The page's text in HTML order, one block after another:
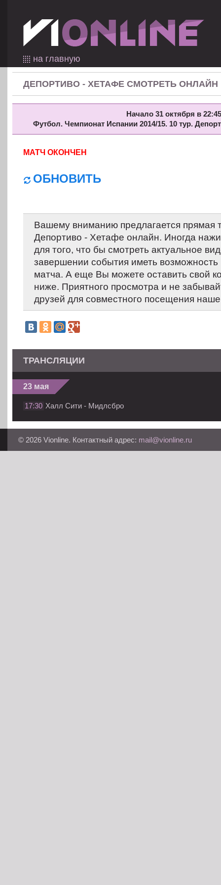
на главную
ДЕПОРТИВО - ХЕТАФЕ СМОТРЕТЬ ОНЛАЙН
Начало 31 октября в
Футбол. Чемпионат Испании 2014/15. 10 тур.
МАТЧ ОКОНЧЕН
ОБНОВИТЬ
Вашему вниманию предлагается прямая
Депортиво - Хетафе онлайн. Иногда
для того, что бы смотреть актуальное
завершении события иметь возможность
матча. А еще Вы можете оставить свой
ниже. Приятного просмотра и не
друзей для совместного посещения
ТРАНСЛЯЦИИ
23 мая
17:30 Халл Сити - Мидлсбро
© 2026 Vionline. Контактный адрес: mail@vionline.ru